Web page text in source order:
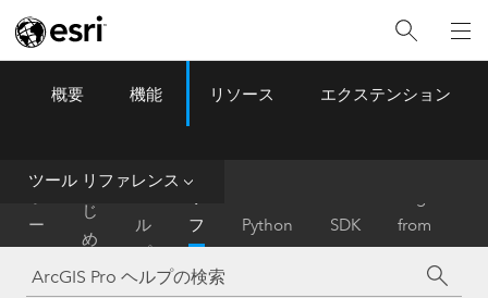
ArcGIS Pro Menu
概要 機能 リソース エクステンション
ツール リファレンス
ー
ム
は
じ
め
に
ル
プ
フ
ァ
レ
Python SDK
from
ArcMap